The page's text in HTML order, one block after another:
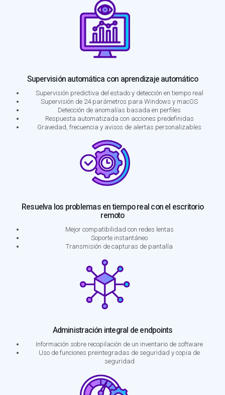
Supervisión automática con aprendizaje automático
Supervisión predictiva del estado y detección en tiempo real
Supervisión de 24 parámetros para Windows y macOS
Detección de anomalías basada en perfiles
Respuesta automatizada con acciones predefinidas
Gravedad, frecuencia y avisos de alertas personalizables
Resuelva los problemas en tiempo real con el escritorio
remoto
Mejor compatibilidad con redes lentas
Soporte instantáneo
Transmisión de capturas de pantalla
Administración integral de endpoints
Información sobre recopilación de un inventario de software
Uso de funciones preintegradas de seguridad y copia de
seguridad